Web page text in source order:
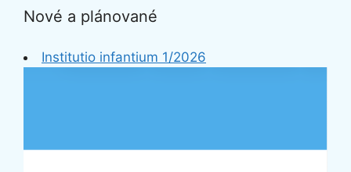
Nové a plánované
Institutio infantium 1/2026